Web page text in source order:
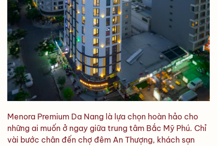
Menora Premium Da Nang là lựa chọn hoàn hảo cho
những ai muốn ở ngay giữa trung tâm Bắc Mỹ Phú. Chỉ
vài bước chân đến chợ đêm An Thượng, khách sạn